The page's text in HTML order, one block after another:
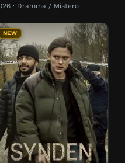
· Dramma / Mistero
NEW